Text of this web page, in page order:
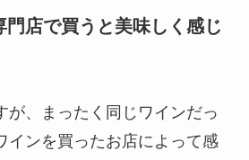
門店で買うと美味しく感じ
が、まったく同じワインだっ
インを買ったお店によって感